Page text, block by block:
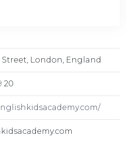
London, England
20